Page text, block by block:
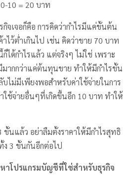
10 = 20 บาท
กิจเจอก็คือ การคิดว่ากำไรมีแค่ขั้นต้น
ไว้ต่ำเกินไป เช่น คิดว่าขาย 70 บาท
ด้กำไรแล้ว แต่จริงๆ ไม่ใช่ เพราะ
มากกว่าแค่ต้นทุนขาย ทำให้มีกำไรขั้น
ไม่มีเพียงพอสำหรับค่าใช้จ่ายในการ
ใช้จ่ายอื่นๆที่เกิดขึ้นอีก 10 บาท ทำให้
ขั้นแล้ว อย่าลืมตั้งราคาให้มีกำไรสุทธิ
ง 3 ขั้นกันอีกต่อไป
โปรแกรมบัญชีที่ใช่สำหรับธุรกิจ